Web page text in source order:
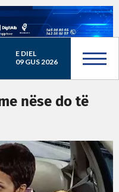
E DIEL
09 GUS 2026
nëse do të